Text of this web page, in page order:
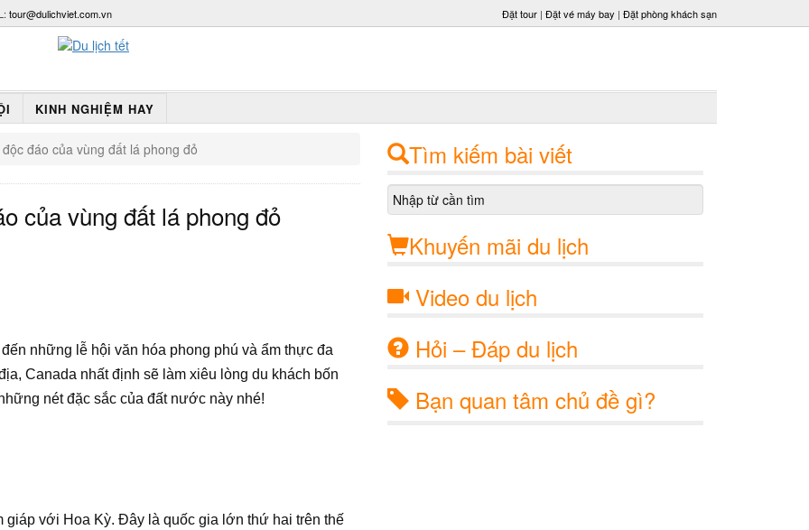
tour@dulichviet.com.vn Đặt tour | Đặt vé máy bay | Đặt phòng khách sạn
KINH NGHIỆM HAY
đáo của vùng đất lá phong đỏ
của vùng đất lá phong đỏ
những lễ hội văn hóa phong phú và ẩm thực đa
Canada nhất định sẽ làm xiêu lòng du khách bốn
nét đặc sắc của đất nước này nhé!
giáp với Hoa Kỳ. Đây là quốc gia lớn thứ hai trên thế
Tìm kiếm bài viết
Khuyến mãi du lịch
Video du lịch
Hỏi – Đáp du lịch
Bạn quan tâm chủ đề gì?